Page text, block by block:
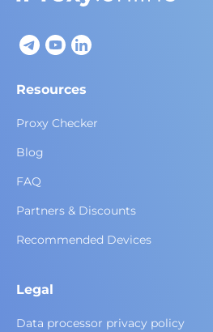
Resources
Proxy Checker
Blog
FAQ
Partners & Discounts
Recommended Devices
Legal
Data processor privacy policy